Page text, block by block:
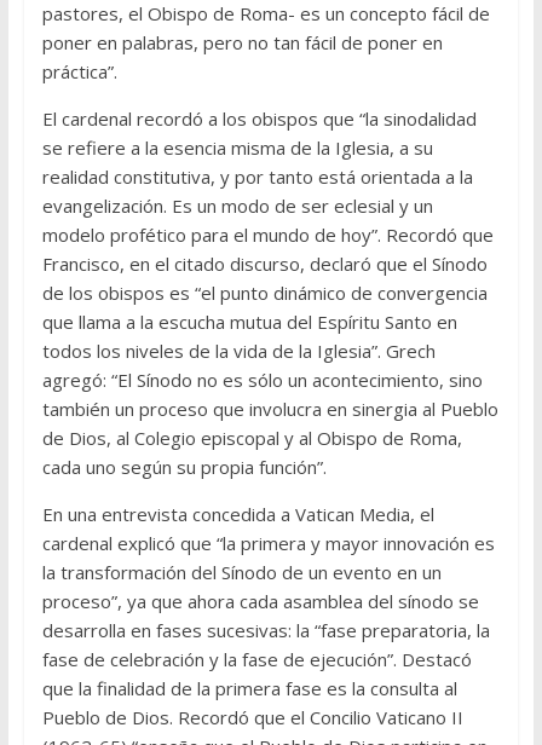
pastores, el Obispo de Roma- es un concepto fácil de
poner en palabras, pero no tan fácil de poner en
práctica”.
El cardenal recordó a los obispos que “la sinodalidad
se refiere a la esencia misma de la Iglesia, a su
realidad constitutiva, y por tanto está orientada a la
evangelización. Es un modo de ser eclesial y un
modelo profético para el mundo de hoy”. Recordó que
Francisco, en el citado discurso, declaró que el Sínodo
de los obispos es “el punto dinámico de convergencia
que llama a la escucha mutua del Espíritu Santo en
todos los niveles de la vida de la Iglesia”. Grech
agregó: “El Sínodo no es sólo un acontecimiento, sino
también un proceso que involucra en sinergia al Pueblo
de Dios, al Colegio episcopal y al Obispo de Roma,
cada uno según su propia función”.
En una entrevista concedida a Vatican Media, el
cardenal explicó que “la primera y mayor innovación es
la transformación del Sínodo de un evento en un
proceso”, ya que ahora cada asamblea del sínodo se
desarrolla en fases sucesivas: la “fase preparatoria, la
fase de celebración y la fase de ejecución”. Destacó
que la finalidad de la primera fase es la consulta al
Pueblo de Dios. Recordó que el Concilio Vaticano II